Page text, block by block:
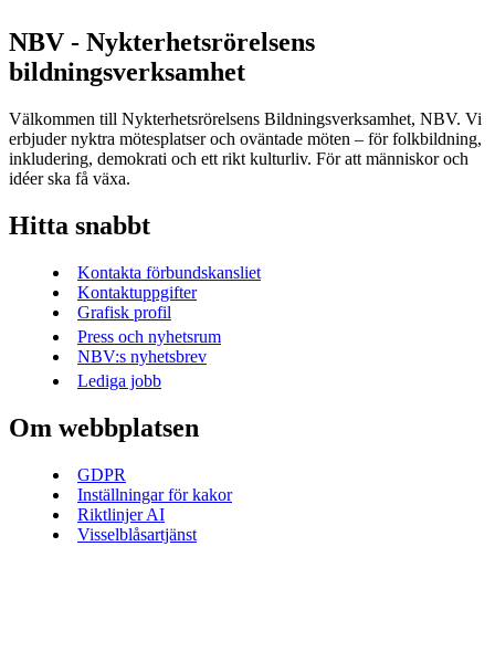
NBV - Nykterhetsrörelsens
bildningsverksamhet
Välkommen till Nykterhetsrörelsens Bildningsverksamhet, NBV. Vi
erbjuder nyktra mötesplatser och oväntade möten – för folkbildning,
inkludering, demokrati och ett rikt kulturliv. För att människor och
idéer ska få växa.
Hitta snabbt
Kontakta förbundskansliet
Kontaktuppgifter
Grafisk profil
Press och nyhetsrum
NBV:s nyhetsbrev
Lediga jobb
Om webbplatsen
GDPR
Inställningar för kakor
Riktlinjer AI
Visselblåsartjänst